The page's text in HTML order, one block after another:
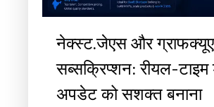
नेक्स्ट.जेएस और
सब्सक्रिप्शन: रीयल-टाइम
अपडेट को सशक्त बनाना